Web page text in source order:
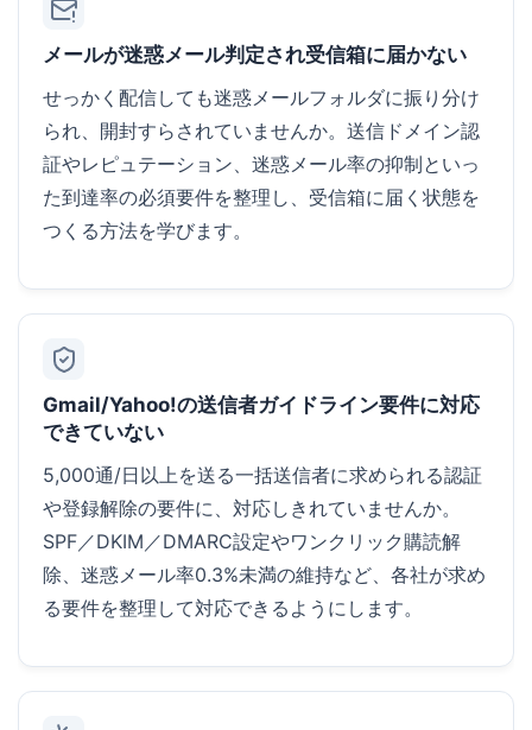
メールが迷惑メール判定され受信箱に届かない
せっかく配信しても迷惑メールフォルダに振り分け
られ、開封すらされていませんか。送信ドメイン認
証やレピュテーション、迷惑メール率の抑制といっ
た到達率の必須要件を整理し、受信箱に届く状態を
つくる方法を学びます。
Gmail/Yahoo!の送信者ガイドライン要件に対応
できていない
5,000通/日以上を送る一括送信者に求められる認証
や登録解除の要件に、対応しきれていませんか。
SPF／DKIM／DMARC設定やワンクリック購読解
除、迷惑メール率0.3%未満の維持など、各社が求め
る要件を整理して対応できるようにします。